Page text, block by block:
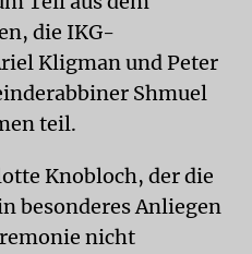
die IKG-
Kligman und Peter
Shmuel
teil.
Knobloch, der die
besonderes Anliegen
nicht